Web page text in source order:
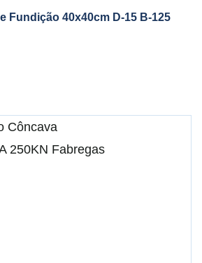
Fundição 40x40cm D-15 B-125